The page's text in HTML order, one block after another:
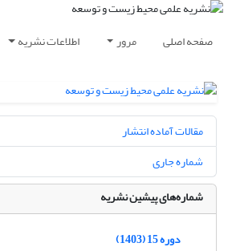
صفحه اصلی مرور اطلاعات نشریه
مقالات آماده انتشار
شماره جاری
شماره‌های پیشین نشریه
دوره 15 (1403)